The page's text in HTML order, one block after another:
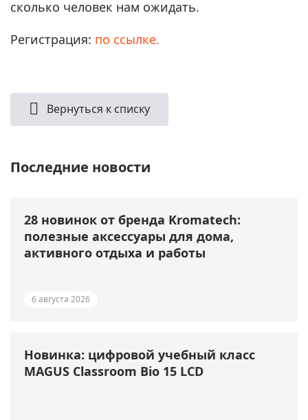
сколько человек нам ожидать.
Регистрация: по ссылке.
Вернуться к списку
Последние новости
28 новинок от бренда Kromatech:
полезные аксессуары для дома,
активного отдыха и работы
6 августа 2026
Новинка: цифровой учебный класс
MAGUS Classroom Bio 15 LCD